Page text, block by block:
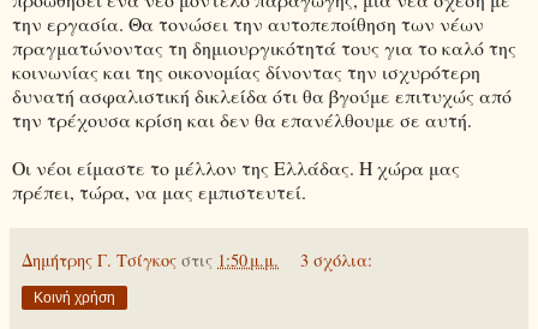
την εργασία. Θα τονώσει την αυτοπεποίθηση των νέων
πραγματώνοντας τη δημιουργικότητά τους για το καλό της
κοινωνίας και της οικονομίας δίνοντας την ισχυρότερη
δυνατή ασφαλιστική δικλείδα ότι θα βγούμε επιτυχώς από
την τρέχουσα κρίση και δεν θα επανέλθουμε σε αυτή.
Οι νέοι είμαστε το μέλλον της Ελλάδας. Η χώρα μας
πρέπει, τώρα, να μας εμπιστευτεί.
Δημήτρης Γ. Τσίγκος στις 1:50 μ.μ. 3 σχόλια:
Κοινή χρήση